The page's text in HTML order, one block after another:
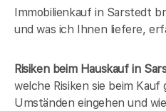
Immobilienkauf in Sarstedt
und was ich Ihnen liefere,
Risiken beim Hauskaufin
welche Risiken sie beim
Umständen eingehen und